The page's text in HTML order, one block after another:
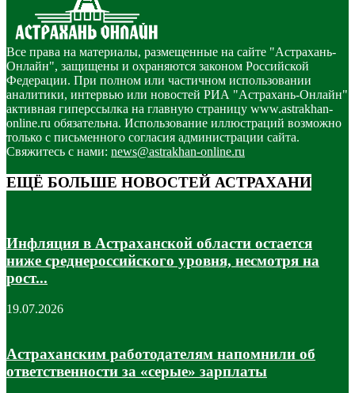
Все права на материалы, размещенные на сайте "Астрахань-
Онлайн", защищены и охраняются законом Российской
Федерации. При полном или частичном использовании
аналитики, интервью или новостей РИА "Астрахань-Онлайн"
активная гиперссылка на главную страницу www.astrakhan-
online.ru обязательна. Использование иллюстраций возможно
только с письменного согласия администрации сайта.
Свяжитесь с нами: news@astrakhan-online.ru
ЕЩЁ БОЛЬШЕ НОВОСТЕЙ АСТРАХАНИ
Инфляция в Астраханской области остается
ниже среднероссийского уровня, несмотря на
рост...
19.07.2026
Астраханским работодателям напомнили об
ответственности за «серые» зарплаты